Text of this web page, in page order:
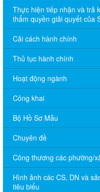
Thực hiện tiếp nhận và trả
thẩm quyền giải quyết của
Cải cách hành chính
Thủ tục hành chính
Hoạt động ngành
Công khai
Bộ Hồ Sơ Mẫu
Chuyên đề
Công thương các phường/
Hình ảnh các CS, DN và
tiêu biểu